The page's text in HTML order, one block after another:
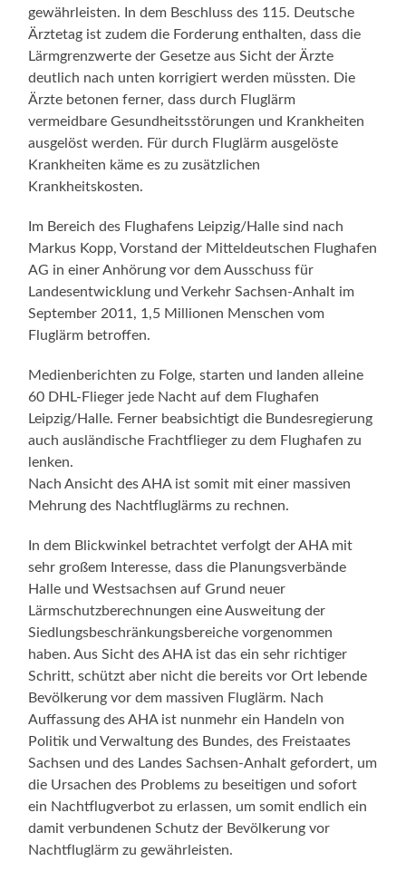
gewährleisten. In dem Beschluss des 115. Deutsche
Ärztetag ist zudem die Forderung enthalten, dass die
Lärmgrenzwerte der Gesetze aus Sicht der Ärzte
deutlich nach unten korrigiert werden müssten. Die
Ärzte betonen ferner, dass durch Fluglärm
vermeidbare Gesundheitsstörungen und Krankheiten
ausgelöst werden. Für durch Fluglärm ausgelöste
Krankheiten käme es zu zusätzlichen
Krankheitskosten.
Im Bereich des Flughafens Leipzig/Halle sind nach
Markus Kopp, Vorstand der Mitteldeutschen Flughafen
AG in einer Anhörung vor dem Ausschuss für
Landesentwicklung und Verkehr Sachsen-Anhalt im
September 2011, 1,5 Millionen Menschen vom
Fluglärm betroffen.
Medienberichten zu Folge, starten und landen alleine
60 DHL-Flieger jede Nacht auf dem Flughafen
Leipzig/Halle. Ferner beabsichtigt die Bundesregierung
auch ausländische Frachtflieger zu dem Flughafen zu
lenken.
Nach Ansicht des AHA ist somit mit einer massiven
Mehrung des Nachtfluglärms zu rechnen.
In dem Blickwinkel betrachtet verfolgt der AHA mit
sehr großem Interesse, dass die Planungsverbände
Halle und Westsachsen auf Grund neuer
Lärmschutzberechnungen eine Ausweitung der
Siedlungsbeschränkungsbereiche vorgenommen
haben. Aus Sicht des AHA ist das ein sehr richtiger
Schritt, schützt aber nicht die bereits vor Ort lebende
Bevölkerung vor dem massiven Fluglärm. Nach
Auffassung des AHA ist nunmehr ein Handeln von
Politik und Verwaltung des Bundes, des Freistaates
Sachsen und des Landes Sachsen-Anhalt gefordert, um
die Ursachen des Problems zu beseitigen und sofort
ein Nachtflugverbot zu erlassen, um somit endlich ein
damit verbundenen Schutz der Bevölkerung vor
Nachtfluglärm zu gewährleisten.